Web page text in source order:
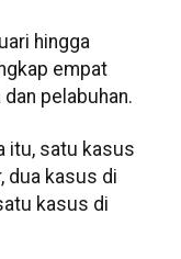
hingga
empat
pelabuhan.
itu, satu kasus
dua kasus di
kasus di